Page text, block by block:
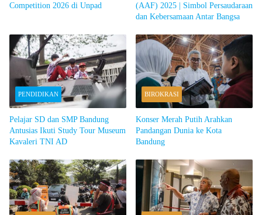
Competition 2026 di Unpad
(AAF) 2025 | Simbol Persaudaraan
dan Kebersamaan Antar Bangsa
PENDIDIKAN
Pelajar SD dan SMP Bandung
Antusias Ikuti Study Tour Museum
Kavaleri TNI AD
BIROKRASI
Konser Merah Putih Arahkan
Pandangan Dunia ke Kota
Bandung